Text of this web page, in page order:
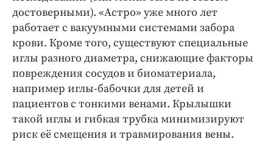
достоверными). «Астро» уже много лет
работает с вакуумными системами забора
крови. Кроме того, существуют специальные
иглы разного диаметра, снижающие факторы
повреждения сосудов и биоматериала,
например иглы-бабочки для детей и
пациентов с тонкими венами. Крылышки
такой иглы и гибкая трубка минимизируют
риск её смещения и травмирования вены.